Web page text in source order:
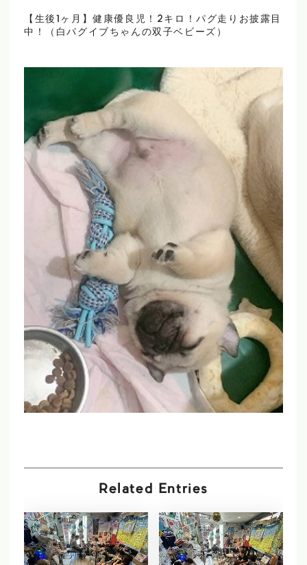
【生後1ヶ月】健康優良児！2キロ！パグ走りお披露目
中！（白パグイブちゃんの双子ベビーズ）
Related Entries